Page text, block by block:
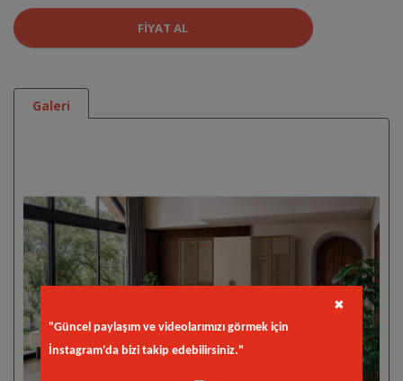
FIYAT AL
Galeri
"Güncel paylaşım ve videolarımızı görmek için
İnstagram'da bizi takip edebilirsiniz."
✖